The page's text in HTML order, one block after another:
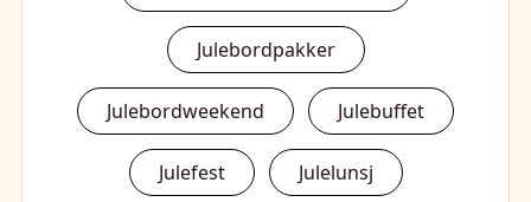
Julebordpakker
Julebordweekend Julebuffet
Julefest Julelunsj